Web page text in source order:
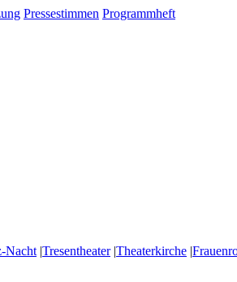
Pressestimmen Programmheft
Nacht |Tresentheater |Theaterkirche |